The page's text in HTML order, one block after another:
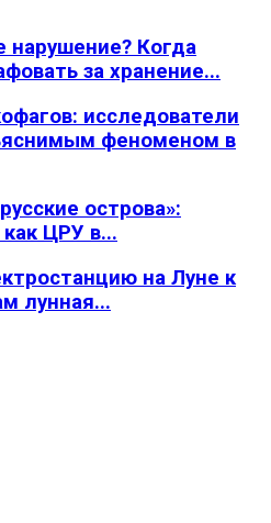
нарушение? Когда
за хранение...
исследователи
феноменом в
острова»:
ЦРУ в...
на Луне к
лунная...